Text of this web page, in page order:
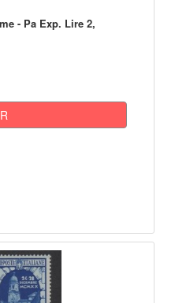
- Pa Exp. Lire 2,